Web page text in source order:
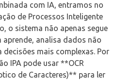
com IA, entramos no
de Processos Inteligente
o sistema não apenas segue
aprende, analisa dados não
mais complexas. Por
IPA pode usar **OCR
de Caracteres)** para ler